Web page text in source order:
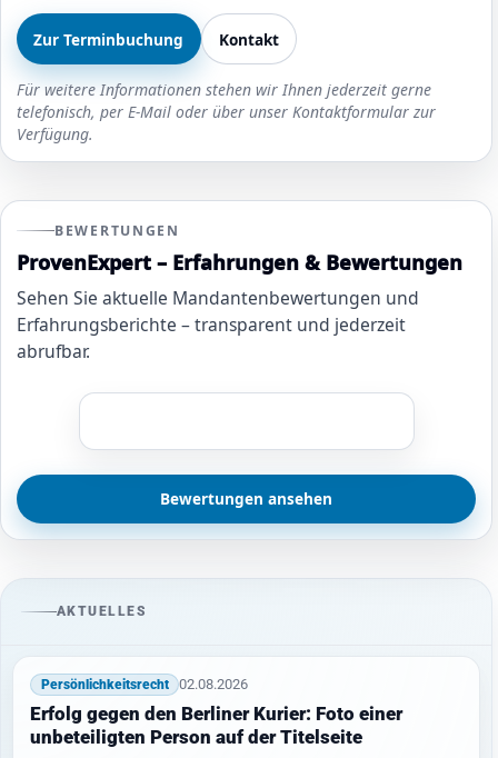
Zur Terminbuchung Kontakt
Für weitere Informationen stehen wir Ihnen jederzeit gerne
telefonisch, per E-Mail oder über unser Kontaktformular zur
Verfügung.
BEWERTUNGEN
ProvenExpert – Erfahrungen & Bewertungen
Sehen Sie aktuelle Mandantenbewertungen und
Erfahrungsberichte – transparent und jederzeit
abrufbar.
Bewertungen ansehen
AKTUELLES
Persönlichkeitsrecht 02.08.2026
Erfolg gegen den Berliner Kurier: Foto einer
unbeteiligten Person auf der Titelseite